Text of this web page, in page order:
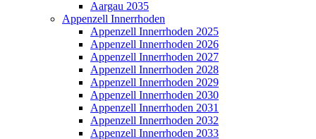
Aargau 2035
Appenzell Innerrhoden
Appenzell Innerrhoden 2025
Appenzell Innerrhoden 2026
Appenzell Innerrhoden 2027
Appenzell Innerrhoden 2028
Appenzell Innerrhoden 2029
Appenzell Innerrhoden 2030
Appenzell Innerrhoden 2031
Appenzell Innerrhoden 2032
Appenzell Innerrhoden 2033